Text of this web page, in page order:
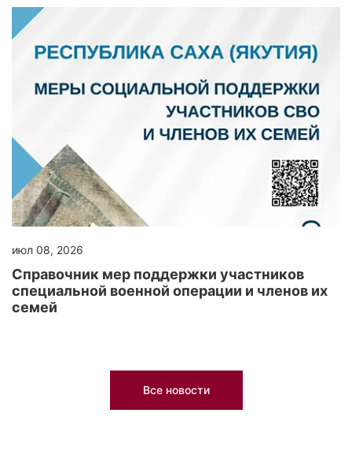
июл 08, 2026
Справочник мер поддержки участников
специальной военной операции и членов их
семей
Все новости